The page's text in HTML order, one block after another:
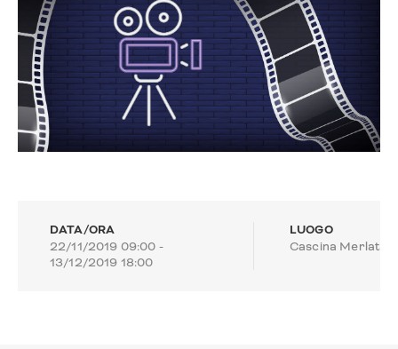
DATA/ORA
22/11/2019 09:00 -
13/12/2019 18:00
LUOGO
Cascina Merlata